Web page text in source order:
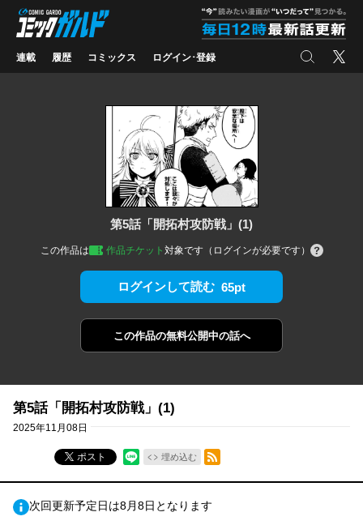
コミックガルド
連載 履歴 コミックス ログイン･登録 検索 X
第5話「開拓村攻防戦」(1)
この作品は 作品チケット 対象です（ログインが必要です）
ログインして読む 65pt
この作品の無料公開中の話へ
第5話「開拓村攻防戦」(1)
2025年11月08日
ポスト 埋め込む
RSSフィード
次回更新予定日は8月8日となります